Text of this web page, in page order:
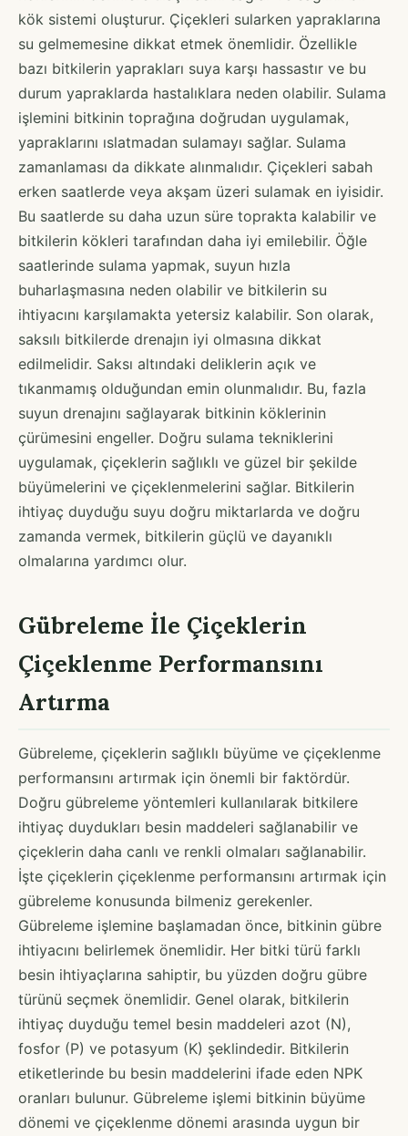
kök sistemi oluşturur. Çiçekleri sularken yapraklarına
su gelmemesine dikkat etmek önemlidir. Özellikle
bazı bitkilerin yaprakları suya karşı hassastır ve bu
durum yapraklarda hastalıklara neden olabilir. Sulama
işlemini bitkinin toprağına doğrudan uygulamak,
yapraklarını ıslatmadan sulamayı sağlar. Sulama
zamanlaması da dikkate alınmalıdır. Çiçekleri sabah
erken saatlerde veya akşam üzeri sulamak en iyisidir.
Bu saatlerde su daha uzun süre toprakta kalabilir ve
bitkilerin kökleri tarafından daha iyi emilebilir. Öğle
saatlerinde sulama yapmak, suyun hızla
buharlaşmasına neden olabilir ve bitkilerin su
ihtiyacını karşılamakta yetersiz kalabilir. Son olarak,
saksılı bitkilerde drenajın iyi olmasına dikkat
edilmelidir. Saksı altındaki deliklerin açık ve
tıkanmamış olduğundan emin olunmalıdır. Bu, fazla
suyun drenajını sağlayarak bitkinin köklerinin
çürümesini engeller. Doğru sulama tekniklerini
uygulamak, çiçeklerin sağlıklı ve güzel bir şekilde
büyümelerini ve çiçeklenmelerini sağlar. Bitkilerin
ihtiyaç duyduğu suyu doğru miktarlarda ve doğru
zamanda vermek, bitkilerin güçlü ve dayanıklı
olmalarına yardımcı olur.
Gübreleme İle Çiçeklerin
Çiçeklenme Performansını
Artırma
Gübreleme, çiçeklerin sağlıklı büyüme ve çiçeklenme
performansını artırmak için önemli bir faktördür.
Doğru gübreleme yöntemleri kullanılarak bitkilere
ihtiyaç duydukları besin maddeleri sağlanabilir ve
çiçeklerin daha canlı ve renkli olmaları sağlanabilir.
İşte çiçeklerin çiçeklenme performansını artırmak için
gübreleme konusunda bilmeniz gerekenler.
Gübreleme işlemine başlamadan önce, bitkinin gübre
ihtiyacını belirlemek önemlidir. Her bitki türü farklı
besin ihtiyaçlarına sahiptir, bu yüzden doğru gübre
türünü seçmek önemlidir. Genel olarak, bitkilerin
ihtiyaç duyduğu temel besin maddeleri azot (N),
fosfor (P) ve potasyum (K) şeklindedir. Bitkilerin
etiketlerinde bu besin maddelerini ifade eden NPK
oranları bulunur. Gübreleme işlemi bitkinin büyüme
dönemi ve çiçeklenme dönemi arasında uygun bir